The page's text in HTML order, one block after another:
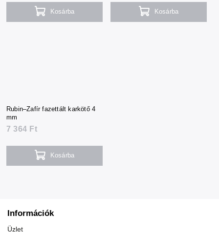
Kosárba Kosárba
Rubin–Zafír fazettált karkötő 4
mm
7 364 Ft
Kosárba
Információk
Üzlet